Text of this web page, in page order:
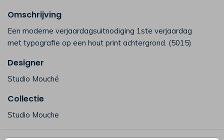
Omschrijving
Een moderne verjaardagsuitnodiging 1ste verjaardag
met typografie op een hout print achtergrond. (5015)
Designer
Studio Mouché
Collectie
Studio Mouche